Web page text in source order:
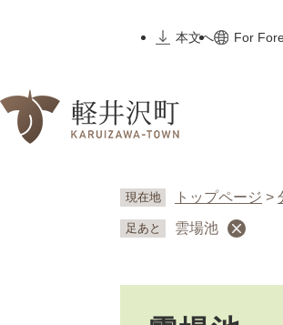
先
本文へ
For
現在地 トップページ >
足あと 雲場池